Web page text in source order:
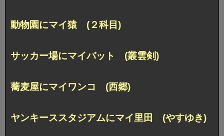
動物園にマイ猿 (２科目)
サッカー場にマイバット (叢雲剣)
蕎麦屋にマイワンコ (西郷)
ヤンキーススタジアムにマイ里田 (やすゆき)